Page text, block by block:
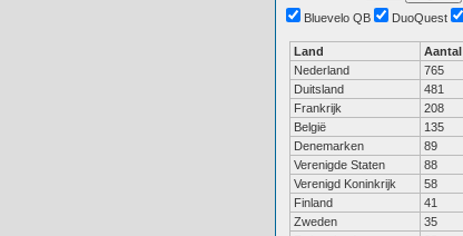
Bluevelo QB
DuoQuest
Land Aantal
Nederland
765
Duitsland
481
Frankrijk
208
België
135
Denemarken
89
Verenigde Staten
88
Verenigd Koninkrijk
58
Finland
41
Zweden
35